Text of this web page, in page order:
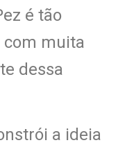
é tão
com muita
dessa
a ideia